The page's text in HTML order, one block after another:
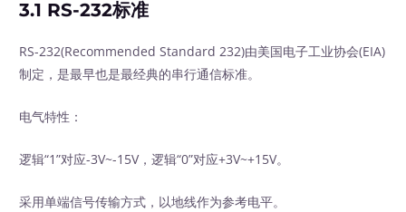
3.1 RS-232标准
RS-232(Recommended Standard 232)由美国电子工业协会(EIA)
制定，是最早也是最经典的串行通信标准。
电气特性：
逻辑“1”对应-3V~-15V，逻辑“0”对应+3V~+15V。
采用单端信号传输方式，以地线作为参考电平。